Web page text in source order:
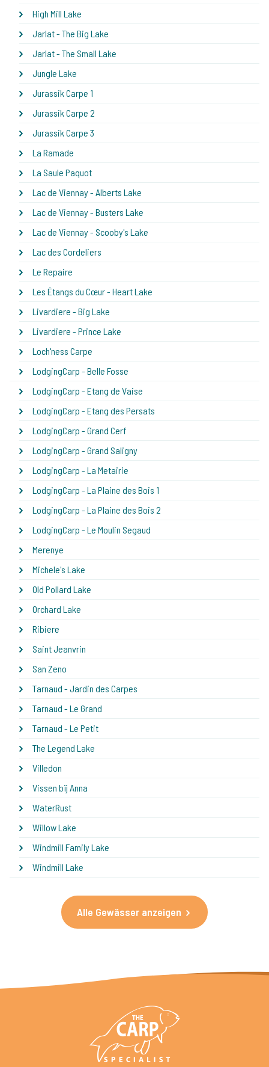
High Mill Lake
Jarlat - The Big Lake
Jarlat - The Small Lake
Jungle Lake
Jurassik Carpe 1
Jurassik Carpe 2
Jurassik Carpe 3
La Ramade
La Saule Paquot
Lac de Viennay - Alberts Lake
Lac de Viennay - Busters Lake
Lac de Viennay - Scooby's Lake
Lac des Cordeliers
Le Repaire
Les Étangs du Cœur - Heart Lake
Livardiere - Big Lake
Livardiere - Prince Lake
Loch'ness Carpe
LodgingCarp - Belle Fosse
LodgingCarp - Etang de Vaise
LodgingCarp - Etang des Persats
LodgingCarp - Grand Cerf
LodgingCarp - Grand Saligny
LodgingCarp - La Metairie
LodgingCarp - La Plaine des Bois 1
LodgingCarp - La Plaine des Bois 2
LodgingCarp - Le Moulin Segaud
Merenye
Michele's Lake
Old Pollard Lake
Orchard Lake
Ribiere
Saint Jeanvrin
San Zeno
Tarnaud - Jardin des Carpes
Tarnaud - Le Grand
Tarnaud - Le Petit
The Legend Lake
Villedon
Vissen bij Anna
WaterRust
Willow Lake
Windmill Family Lake
Windmill Lake
Alle Gewässer anzeigen